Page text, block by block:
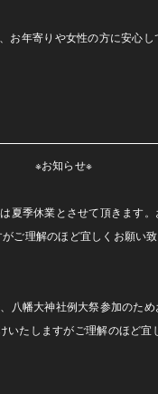
お年寄りや女性の方に安心
※お知らせ※
夏季休業とさせて頂きます
ご理解のほど宜しくお願い致
八幡大神社例大祭参加のため
いたしますがご理解のほど宜